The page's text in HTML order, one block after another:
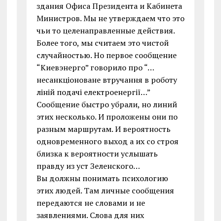
здания Офиса Президента и Кабинета
Министров. Мы не утверждаем что это
чьи то целенаправленные действия.
Более того, мы считаем это чистой
случайностью. Но первое сообщение
“Киевэнерго” говорило про “…
несанкціоноване втручання в роботу
ліній подачі електроенергії…”
Сообщение быстро убрали, но линий
этих несколько. И проложены они по
разным маршрутам. И вероятность
одновременного выход а их со строя
близка к вероятности услышать
правду из уст Зеленского…
Вы должны понимать психологию
этих людей. Там личные сообщения
передаются не словами и не
заявлениями. Слова для них